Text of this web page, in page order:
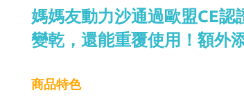
媽媽友動力沙通過歐盟CE
變乾，還能重覆使用！額外
商品特色